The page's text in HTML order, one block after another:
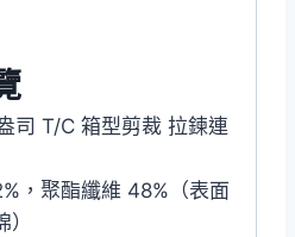
司 T/C 箱型剪裁 拉鍊連
，聚酯纖維 48%（表面